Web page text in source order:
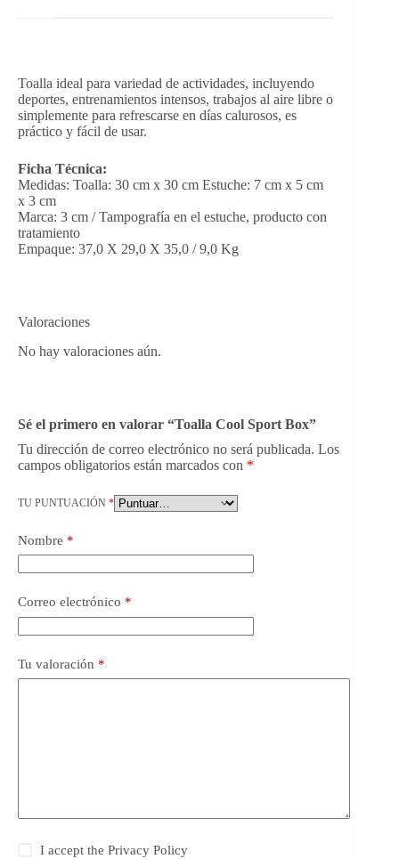
Toalla ideal para variedad de actividades, incluyendo
deportes, entrenamientos intensos, trabajos al aire libre o
simplemente para refrescarse en días calurosos, es
práctico y fácil de usar.
Ficha Técnica:
Medidas: Toalla: 30 cm x 30 cm Estuche: 7 cm x 5 cm
x 3 cm
Marca: 3 cm / Tampografía en el estuche, producto con
tratamiento
Empaque: 37,0 X 29,0 X 35,0 / 9,0 Kg
Valoraciones
No hay valoraciones aún.
Sé el primero en valorar “Toalla Cool Sport Box”
Tu dirección de correo electrónico no será publicada. Los
campos obligatorios están marcados con *
TU PUNTUACIÓN *
Nombre *
Correo electrónico *
Tu valoración *
I accept thePrivacy Policy